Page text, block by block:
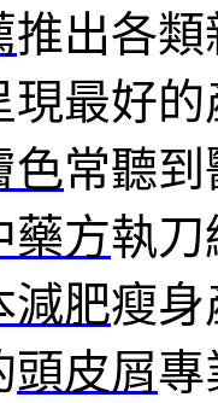
推出各
現最好
色常聽
藥方執刀
減肥瘦身
頭皮屑專